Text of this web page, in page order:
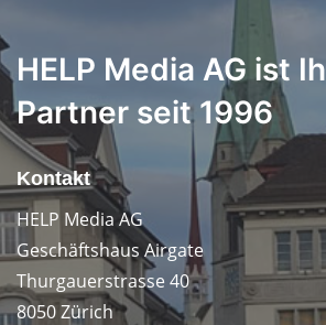
HELP Media AG ist
Partner seit 1996
Kontakt
HELP Media AG
Geschäftshaus Airgate
Thurgauerstrasse 40
8050 Zürich